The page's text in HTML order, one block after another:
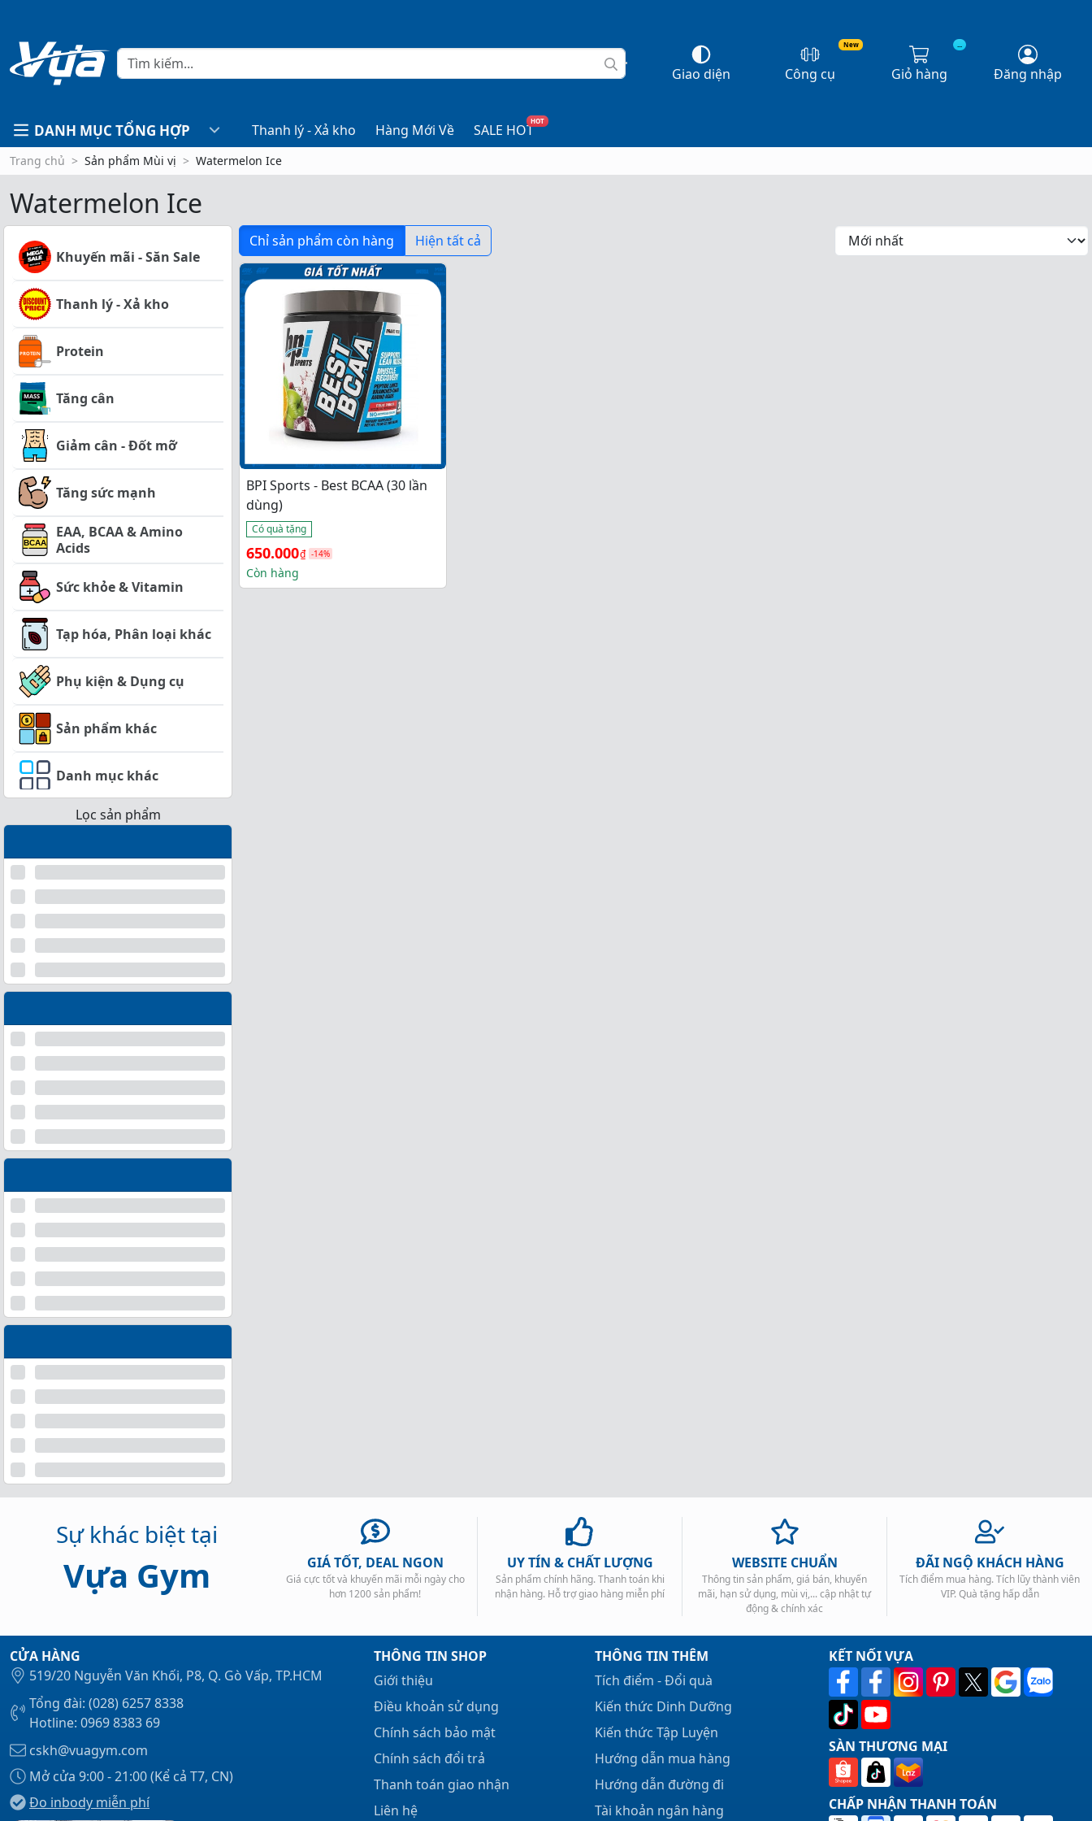
Giao diện
New
Công cụ
...
Giỏ hàng Đăng nhập
DANH MỤC TỔNG HỢP Thanh lý - Xả kho Hàng Mới Về SALE HOT
HOT
Trang chủ Sản phẩm Mùi vị Watermelon Ice
Watermelon Ice
Khuyến mãi - Săn Sale
Thanh lý - Xả kho
Protein
Tăng cân
Giảm cân - Đốt mỡ
Tăng sức mạnh
EAA, BCAA & Amino
Acids
Sức khỏe & Vitamin
Tạp hóa, Phân loại khác
Phụ kiện & Dụng cụ
Sản phẩm khác
Danh mục khác
Lọc sản phẩm
Chỉ sản phẩm còn hàng Hiện tất cả
BPI Sports - Best BCAA (30 lần
dùng)
Có quà tặng
Giá
gốc
650.000₫
Giá
hiện
-14%
Còn hàng
Sự khác biệt tại
Vựa Gym GIÁ TỐT, DEAL NGON
Giá cực tốt và khuyến mãi mỗi ngày cho
hơn 1200 sản phẩm!
UY TÍN & CHẤT LƯỢNG
Sản phẩm chính hãng. Thanh toán khi
nhận hàng. Hỗ trợ giao hàng miễn phí
WEBSITE CHUẨN
Thông tin sản phẩm, giá bán, khuyến
mãi, hạn sử dụng, mùi vị,... cập nhật tự
động & chính xác
ĐÃI NGỘ KHÁCH HÀNG
Tích điểm mua hàng. Tích lũy thành viên
VIP. Quà tặng hấp dẫn
CỬA HÀNG
519/20 Nguyễn Văn Khối, P8, Q. Gò Vấp, TP.HCM
Tổng đài: (028) 6257 8338
Hotline: 0969 8383 69
cskh@vuagym.com
Mở cửa 9:00 - 21:00 (Kể cả T7, CN)
Đo inbody miễn phí
THÔNG TIN SHOP
Giới thiệu
Điều khoản sử dụng
Chính sách bảo mật
Chính sách đổi trả
Thanh toán giao nhận
Liên hệ
THÔNG TIN THÊM
Tích điểm - Đổi quà
Kiến thức Dinh Dưỡng
Kiến thức Tập Luyện
Hướng dẫn mua hàng
Hướng dẫn đường đi
Tài khoản ngân hàng
KẾT NỐI VỰA
SÀN THƯƠNG MẠI
CHẤP NHẬN THANH TOÁN